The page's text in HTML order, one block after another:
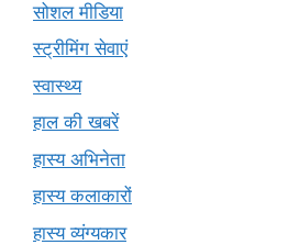
सोशल मीडिया
स्ट्रीमिंग सेवाएं
स्वास्थ्य
हाल की खबरें
हास्य अभिनेता
हास्य कलाकारों
हास्य व्यंग्यकार